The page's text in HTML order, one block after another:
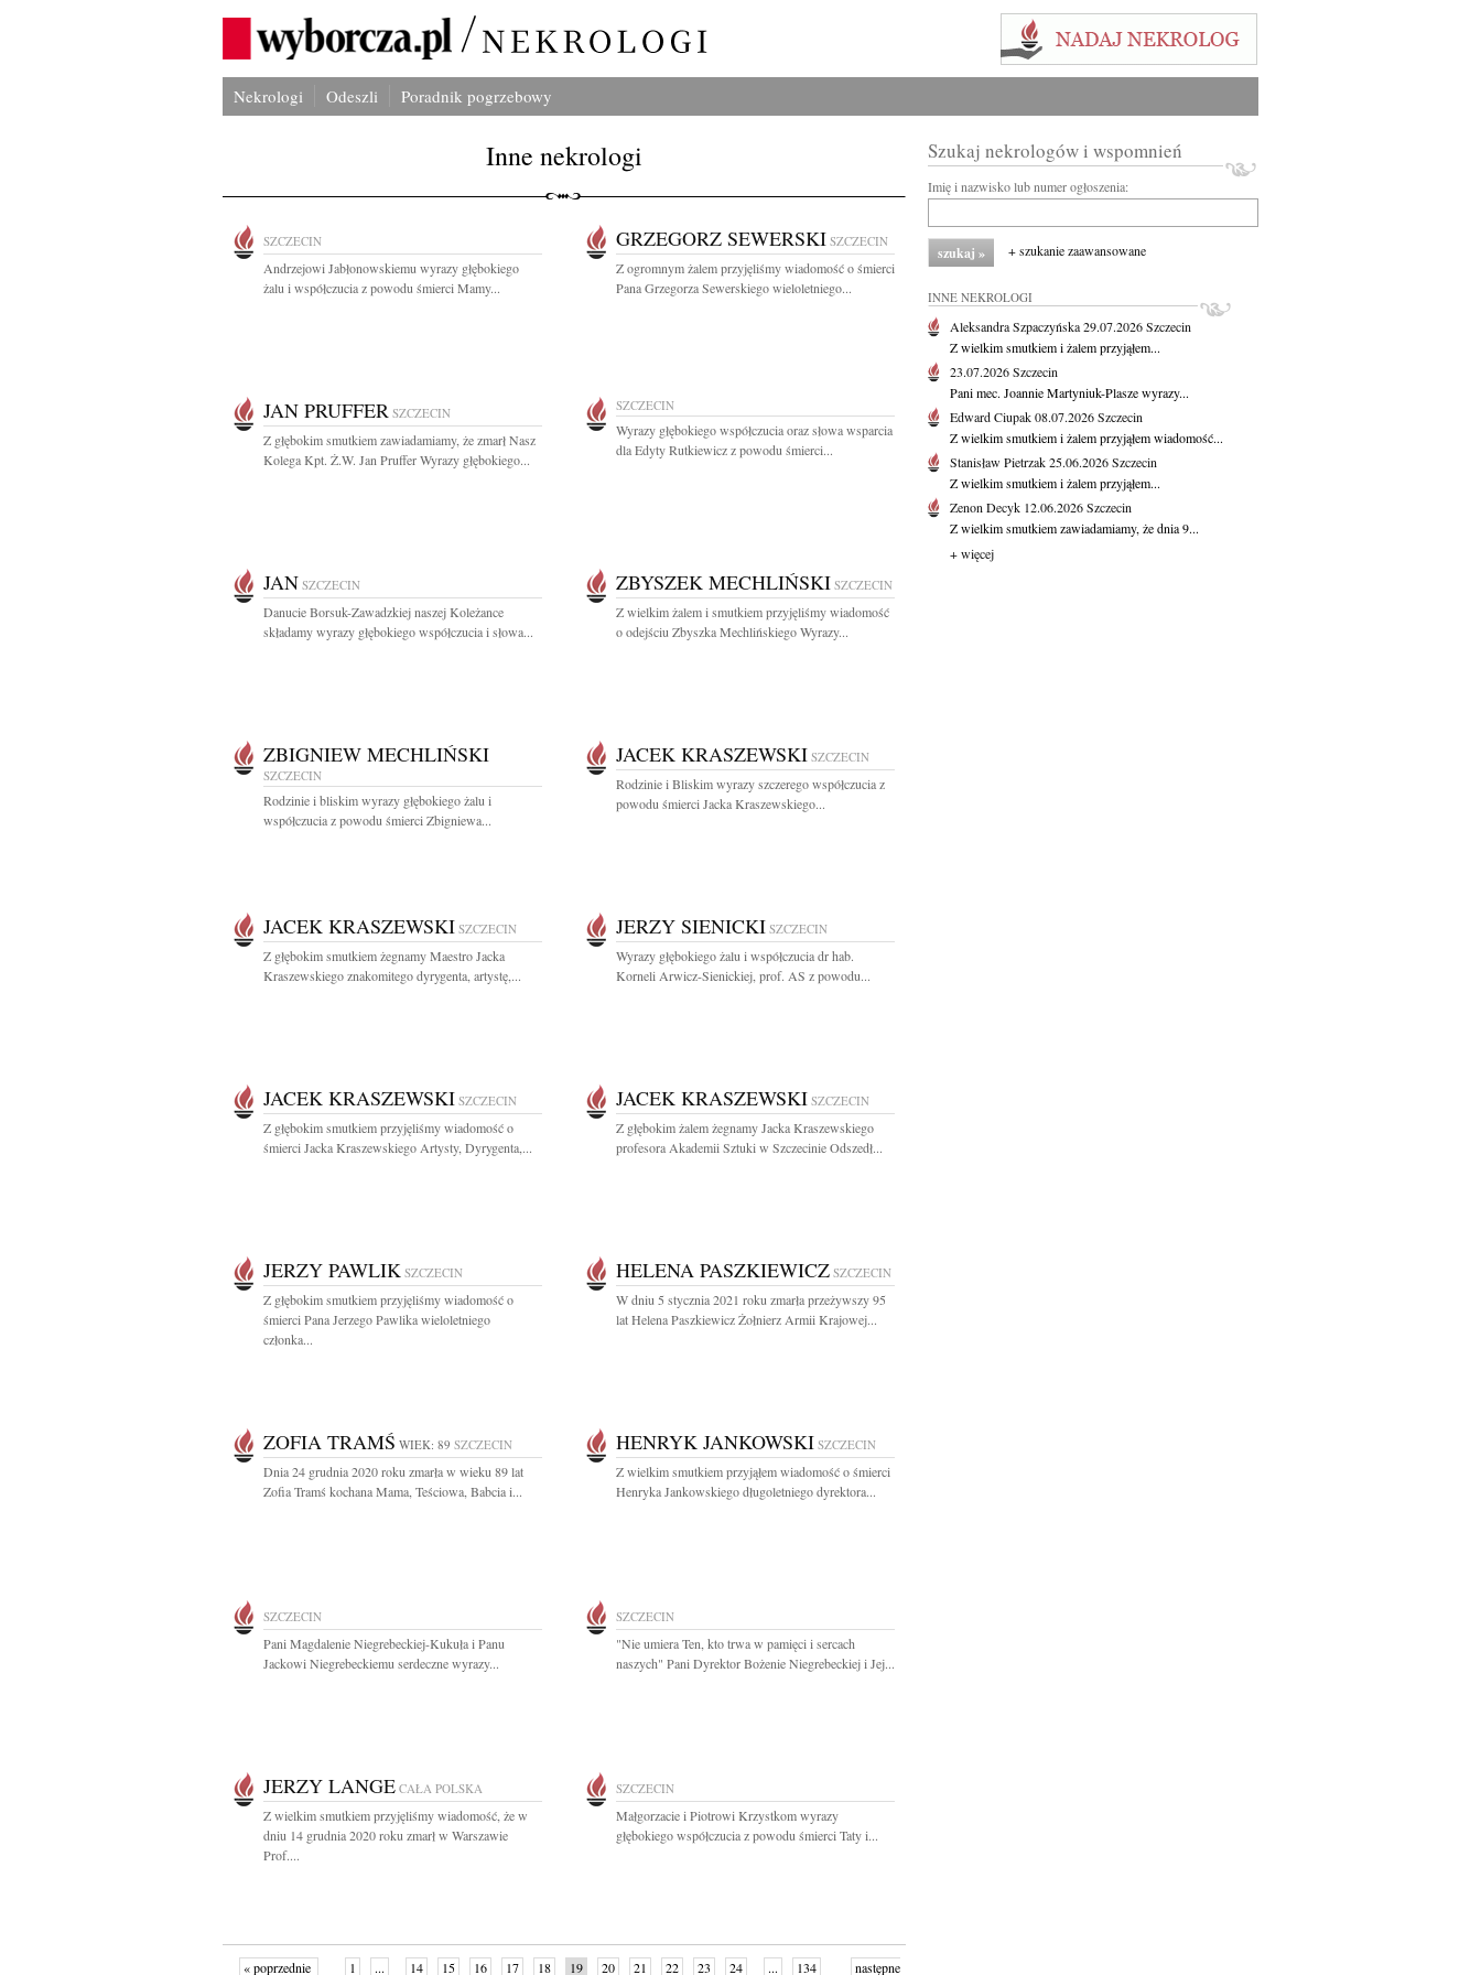
Nekrologi Odeszli Poradnik pogrzebowy
Inne nekrologi
SZCZECIN
Andrzejowi Jabłonowskiemu wyrazy głębokiego
żalu i współczucia z powodu śmierci Mamy...
GRZEGORZ SEWERSKI SZCZECIN
Z ogromnym żalem przyjęliśmy wiadomość o śmierci
Pana Grzegorza Sewerskiego wieloletniego...
JAN PRUFFER SZCZECIN
Z głębokim smutkiem zawiadamiamy, że zmarł Nasz
Kolega Kpt. Ż.W. Jan Pruffer Wyrazy głębokiego...
SZCZECIN
Wyrazy głębokiego współczucia oraz słowa wsparcia
dla Edyty Rutkiewicz z powodu śmierci...
JAN SZCZECIN
Danucie Borsuk-Zawadzkiej naszej Koleżance
składamy wyrazy głębokiego współczucia i słowa...
ZBYSZEK MECHLIŃSKI SZCZECIN
Z wielkim żalem i smutkiem przyjęliśmy wiadomość
o odejściu Zbyszka Mechlińskiego Wyrazy...
ZBIGNIEW MECHLIŃSKI
SZCZECIN
Rodzinie i bliskim wyrazy głębokiego żalu i
współczucia z powodu śmierci Zbigniewa...
JACEK KRASZEWSKI SZCZECIN
Rodzinie i Bliskim wyrazy szczerego współczucia z
powodu śmierci Jacka Kraszewskiego...
JACEK KRASZEWSKI SZCZECIN
Z głębokim smutkiem żegnamy Maestro Jacka
Kraszewskiego znakomitego dyrygenta, artystę,...
JERZY SIENICKI SZCZECIN
Wyrazy głębokiego żalu i współczucia dr hab.
Korneli Arwicz-Sienickiej, prof. AS z powodu...
JACEK KRASZEWSKI SZCZECIN
Z głębokim smutkiem przyjęliśmy wiadomość o
śmierci Jacka Kraszewskiego Artysty, Dyrygenta,...
JACEK KRASZEWSKI SZCZECIN
Z głębokim żalem żegnamy Jacka Kraszewskiego
profesora Akademii Sztuki w Szczecinie Odszedł...
JERZY PAWLIK SZCZECIN
Z głębokim smutkiem przyjęliśmy wiadomość o
śmierci Pana Jerzego Pawlika wieloletniego
członka...
HELENA PASZKIEWICZ SZCZECIN
W dniu 5 stycznia 2021 roku zmarła przeżywszy 95
lat Helena Paszkiewicz Żołnierz Armii Krajowej...
ZOFIA TRAMŚ WIEK: 89 SZCZECIN
Dnia 24 grudnia 2020 roku zmarła w wieku 89 lat
Zofia Tramś kochana Mama, Teściowa, Babcia i...
HENRYK JANKOWSKI SZCZECIN
Z wielkim smutkiem przyjąłem wiadomość o śmierci
Henryka Jankowskiego długoletniego dyrektora...
SZCZECIN
Pani Magdalenie Niegrebeckiej-Kukuła i Panu
Jackowi Niegrebeckiemu serdeczne wyrazy...
SZCZECIN
"Nie umiera Ten, kto trwa w pamięci i sercach
naszych" Pani Dyrektor Bożenie Niegrebeckiej i Jej...
JERZY LANGE CAŁA POLSKA
Z wielkim smutkiem przyjęliśmy wiadomość, że w
dniu 14 grudnia 2020 roku zmarł w Warszawie
Prof....
SZCZECIN
Małgorzacie i Piotrowi Krzystkom wyrazy
głębokiego współczucia z powodu śmierci Taty i...
« poprzednie 1 ... 14 15 16 17 18 19 20 21 22 23 24 ... 134 następne
Szukaj nekrologów i wspomnień
Imię i nazwisko lub numer ogłoszenia:
+ szukanie zaawansowane
INNE NEKROLOGI
Aleksandra Szpaczyńska29.07.2026Szczecin
Z wielkim smutkiem i żalem przyjąłem...
23.07.2026Szczecin
Pani mec. Joannie Martyniuk-Plasze wyrazy...
Edward Ciupak08.07.2026Szczecin
Z wielkim smutkiem i żalem przyjąłem wiadomość...
Stanisław Pietrzak25.06.2026Szczecin
Z wielkim smutkiem i żalem przyjąłem...
Zenon Decyk 12.06.2026Szczecin
Z wielkim smutkiem zawiadamiamy, że dnia 9...
+ więcej